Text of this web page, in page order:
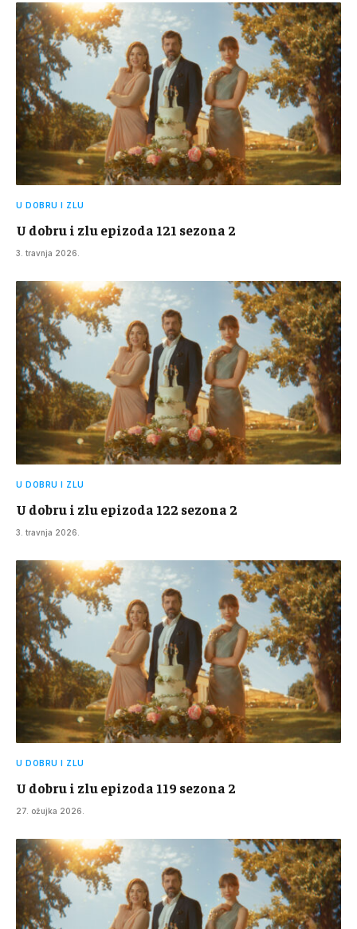
U DOBRU I ZLU
U dobru i zlu epizoda 121 sezona 2
3. travnja 2026.
U DOBRU I ZLU
U dobru i zlu epizoda 122 sezona 2
3. travnja 2026.
U DOBRU I ZLU
U dobru i zlu epizoda 119 sezona 2
27. ožujka 2026.